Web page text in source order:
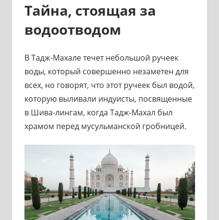
Тайна, стоящая за
водоотводом
В Тадж-Махале течет небольшой ручеек
воды, который совершенно незаметен для
всех, но говорят, что этот ручеек был водой,
которую выливали индуисты, посвященные
в Шива-лингам, когда Тадж-Махал был
храмом перед мусульманской гробницей.